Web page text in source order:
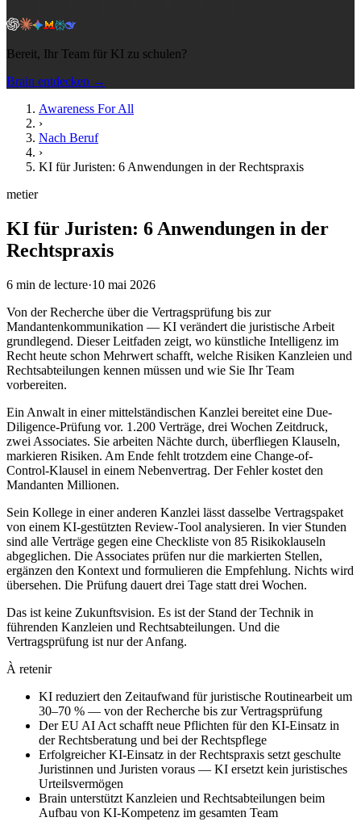
Bereit, Ihr Team für KI zu schulen?
Brain entdecken →
Awareness For All
›
Nach Beruf
›
KI für Juristen: 6 Anwendungen in der Rechtspraxis
metier
KI für Juristen: 6 Anwendungen in der
Rechtspraxis
6 min de lecture·10 mai 2026
Von der Recherche über die Vertragsprüfung bis zur
Mandantenkommunikation — KI verändert die juristische Arbeit
grundlegend. Dieser Leitfaden zeigt, wo künstliche Intelligenz im
Recht heute schon Mehrwert schafft, welche Risiken Kanzleien und
Rechtsabteilungen kennen müssen und wie Sie Ihr Team
vorbereiten.
Ein Anwalt in einer mittelständischen Kanzlei bereitet eine Due-
Diligence-Prüfung vor. 1.200 Verträge, drei Wochen Zeitdruck,
zwei Associates. Sie arbeiten Nächte durch, überfliegen Klauseln,
markieren Risiken. Am Ende fehlt trotzdem eine Change-of-
Control-Klausel in einem Nebenvertrag. Der Fehler kostet den
Mandanten Millionen.
Sein Kollege in einer anderen Kanzlei lässt dasselbe Vertragspaket
von einem KI-gestützten Review-Tool analysieren. In vier Stunden
sind alle Verträge gegen eine Checkliste von 85 Risikoklauseln
abgeglichen. Die Associates prüfen nur die markierten Stellen,
ergänzen den Kontext und formulieren die Empfehlung. Nichts wird
übersehen. Die Prüfung dauert drei Tage statt drei Wochen.
Das ist keine Zukunftsvision. Es ist der Stand der Technik in
führenden Kanzleien und Rechtsabteilungen. Und die
Vertragsprüfung ist nur der Anfang.
À retenir
KI reduziert den Zeitaufwand für juristische Routinearbeit um
30–70 % — von der Recherche bis zur Vertragsprüfung
Der EU AI Act schafft neue Pflichten für den KI-Einsatz in
der Rechtsberatung und bei der Rechtspflege
Erfolgreicher KI-Einsatz in der Rechtspraxis setzt geschulte
Juristinnen und Juristen voraus — KI ersetzt kein juristisches
Urteilsvermögen
Brain unterstützt Kanzleien und Rechtsabteilungen beim
Aufbau von KI-Kompetenz im gesamten Team